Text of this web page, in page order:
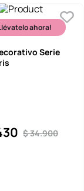
ahora!
Serie
$34.900